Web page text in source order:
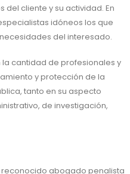
cliente y su actividad. En
idóneos los que
del interesado.
cantidad de profesionales y
y protección de la
tanto en su aspecto
de investigación,
reconocido abogado penalista